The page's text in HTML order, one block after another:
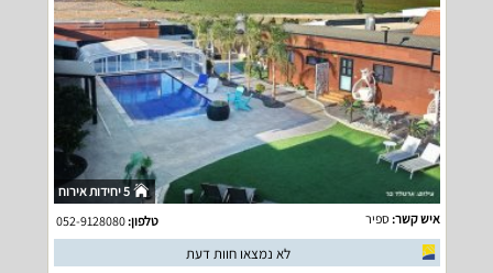
5 יחידות אירוח
איש קשר:ספיר טלפון:052-9128080
לא נמצאו חוות דעת